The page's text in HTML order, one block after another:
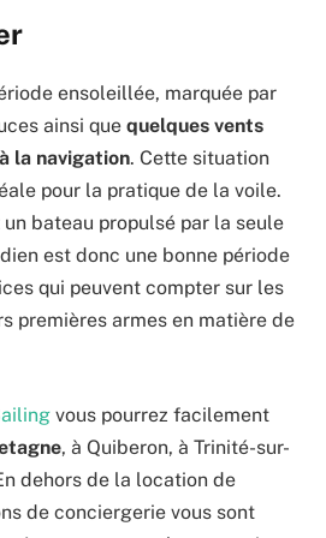
ensoleillée, marquée par
ainsi que quelques vents
la navigation. Cette situation
pour la pratique de la voile.
bateau propulsé par la seule
est donc une bonne période
qui peuvent compter sur les
premières armes en matière de
vous pourrez facilement
, à Quiberon, à Trinité-sur-
dehors de la location de
de conciergerie vous sont